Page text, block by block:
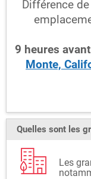
Différence
9 heures avant
Monte,
Quelles sont les
Les